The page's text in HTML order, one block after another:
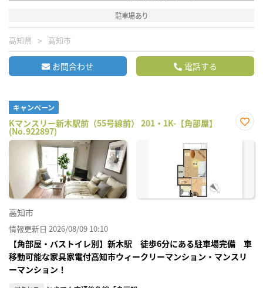
駐車場あり
高知県 高知市
お問合わせ 電話する
キャンペーン
Kマンスリー新木駅前（55号線前） 201・1K-【角部屋】
(No.922897)
に入
高知市
情報更新日 2026/08/09 10:10
【角部屋・バストイレ別】新木駅 徒歩6分にある駐車場完備 車
移動可能な家具家電付高知市ウィークリーマンション・マンスリ
ーマンション！